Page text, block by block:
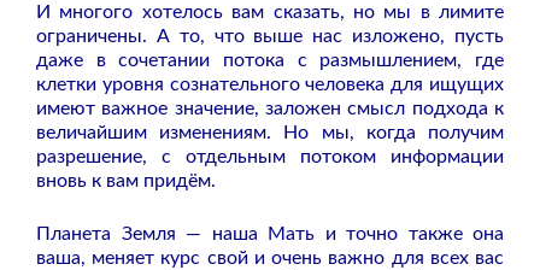
И многого хотелось вам сказать, но мы в лимите
ограничены. А то, что выше нас изложено, пусть
даже в сочетании потока с размышлением, где
клетки уровня сознательного человека для ищущих
имеют важное значение, заложен смысл подхода к
величайшим изменениям. Но мы, когда получим
разрешение, с отдельным потоком информации
вновь к вам придём.
Планета Земля — наша Мать и точно также она
ваша, меняет курс свой и очень важно для всех вас